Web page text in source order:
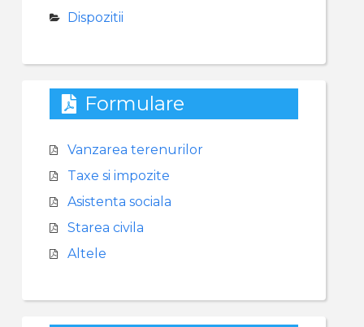
Dispozitii
Formulare
Vanzarea terenurilor
Taxe si impozite
Asistenta sociala
Starea civila
Altele